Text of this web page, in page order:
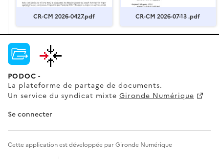
CR-CM 2026-0427.pdf CR-CM 2026-07-13 .pdf
PODOC -
La plateforme de partage de documents.
Un service du syndicat mixte Gironde Numérique
Se connecter
Cette application est développée par Gironde Numérique